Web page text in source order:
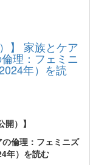
】 家族とケア
理：フェミニ
年）を読
開）】
倫理：フェミニズ
年）を読む